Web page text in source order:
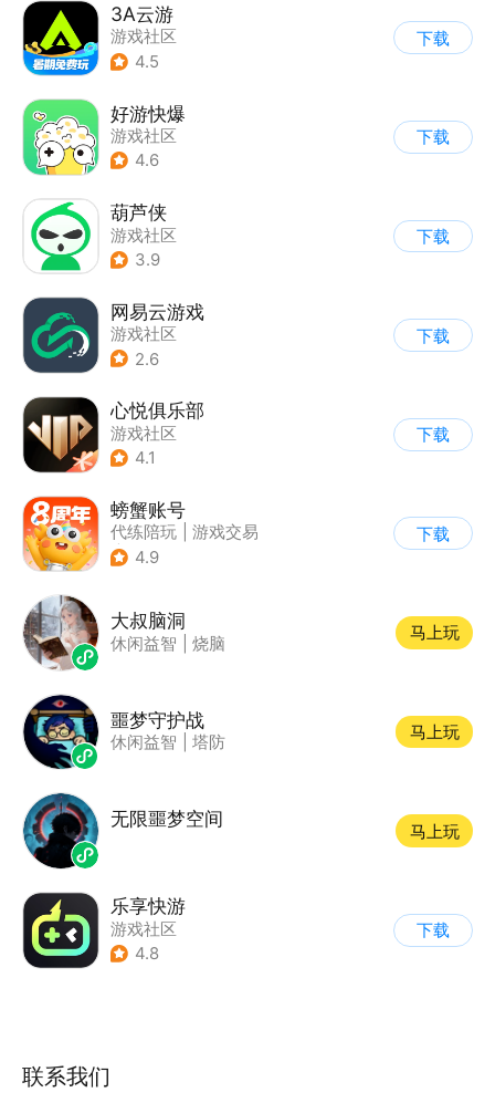
3A云游
游戏社区
4.5
下载
好游快爆
游戏社区
4.6
下载
葫芦侠
游戏社区
3.9
下载
网易云游戏
游戏社区
2.6
下载
心悦俱乐部
游戏社区
4.1
下载
螃蟹账号
代练陪玩
游戏交易
| 游戏社区
4.9
下载
大叔脑洞
休闲益智 烧脑
马上玩
噩梦守护战
休闲益智 塔防
马上玩
无限噩梦空间
马上玩
乐享快游
游戏社区
4.8
下载
联系我们